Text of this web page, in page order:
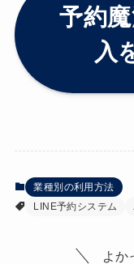
予約
入
業種別の利用方法
LINE予約システム
よか